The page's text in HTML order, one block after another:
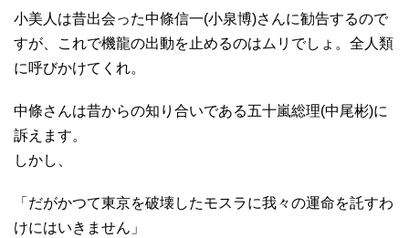
小美人は昔出会った中條信一(小泉博)さんに勧告するので
すが、これで機龍の出動を止めるのはムリでしょ。全人類
に呼びかけてくれ。
中條さんは昔からの知り合いである五十嵐総理(中尾彬)に
訴えます。
しかし、
「だがかつて東京を破壊したモスラに我々の運命を託すわ
けにはいきません」